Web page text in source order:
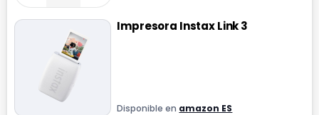
Impresora Instax Link 3
Disponible en amazon ES